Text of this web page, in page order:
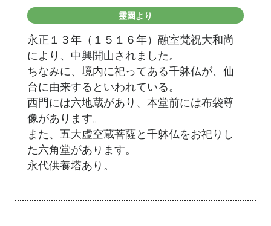
霊園より
永正１３年（１５１６年）融室梵祝大和尚
により、中興開山されました。
ちなみに、境内に祀ってある千躰仏が、仙
台に由来するといわれている。
西門には六地蔵があり、本堂前には布袋尊
像があります。
また、五大虚空蔵菩薩と千躰仏をお祀りし
た六角堂があります。
永代供養塔あり。